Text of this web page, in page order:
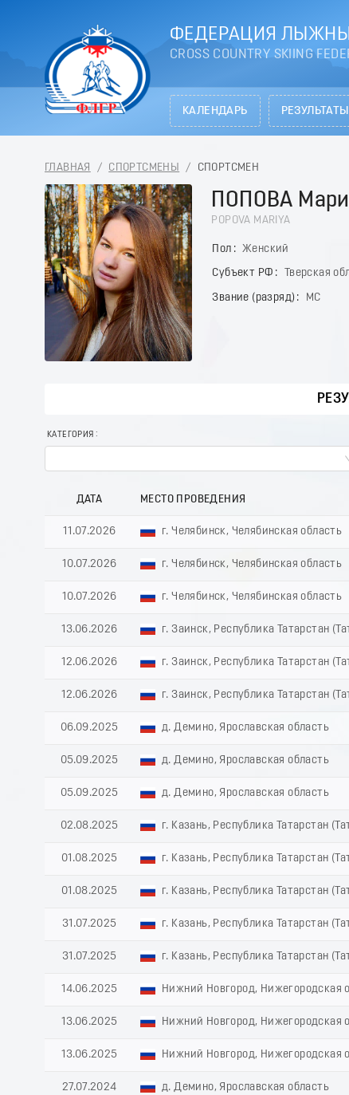
ФЕДЕРАЦИЯ
CROSS COUNTRY SKIING
КАЛЕНДАРЬ РЕЗУЛЬТАТЫ
ГЛАВНАЯ / СПОРТСМЕНЫ / СПОРТСМЕН
ПОПОВА
POPOVA MARIYA
Пол Женский
Субъект РФ
Тверская
Звание (разряд) МС
КАТЕГОРИЯ
ДАТА МЕСТО ПРОВЕДЕНИЯ
11.07.2026 г. Челябинск, Челябинская область
10.07.2026 г. Челябинск, Челябинская область
10.07.2026 г. Челябинск, Челябинская область
13.06.2026 г. Заинск, Республика Татарстан
12.06.2026 г. Заинск, Республика Татарстан
12.06.2026 г. Заинск, Республика Татарстан
06.09.2025 д. Демино, Ярославская область
05.09.2025 д. Демино, Ярославская область
05.09.2025 д. Демино, Ярославская область
02.08.2025 г. Казань, Республика Татарстан
01.08.2025 г. Казань, Республика Татарстан
01.08.2025 г. Казань, Республика Татарстан
31.07.2025 г. Казань, Республика Татарстан
31.07.2025 г. Казань, Республика Татарстан
14.06.2025 Нижний Новгород, Нижегородская
13.06.2025 Нижний Новгород, Нижегородская
13.06.2025 Нижний Новгород, Нижегородская
27.07.2024 д. Демино, Ярославская область